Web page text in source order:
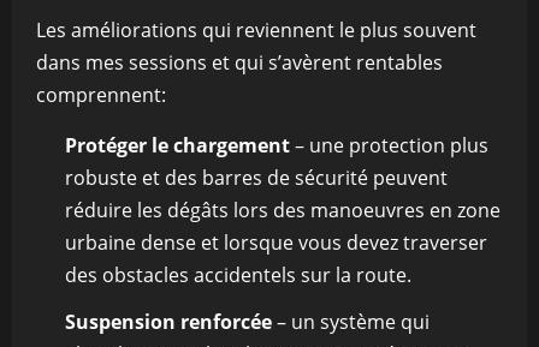
Les améliorations qui reviennent le plus souvent
dans mes sessions et qui s’avèrent rentables
comprennent:
Protéger le chargement– une protection plus
robuste et des barres de sécurité peuvent
réduire les dégâts lors des manoeuvres en zone
urbaine dense et lorsque vous devez traverser
des obstacles accidentels sur la route.
Suspension renforcée– un système qui